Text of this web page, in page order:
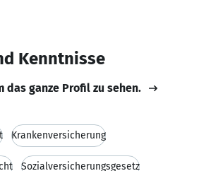
Kenntnisse
das ganze Profil zu sehen.
Krankenversicherung
Sozialversicherungsgesetz